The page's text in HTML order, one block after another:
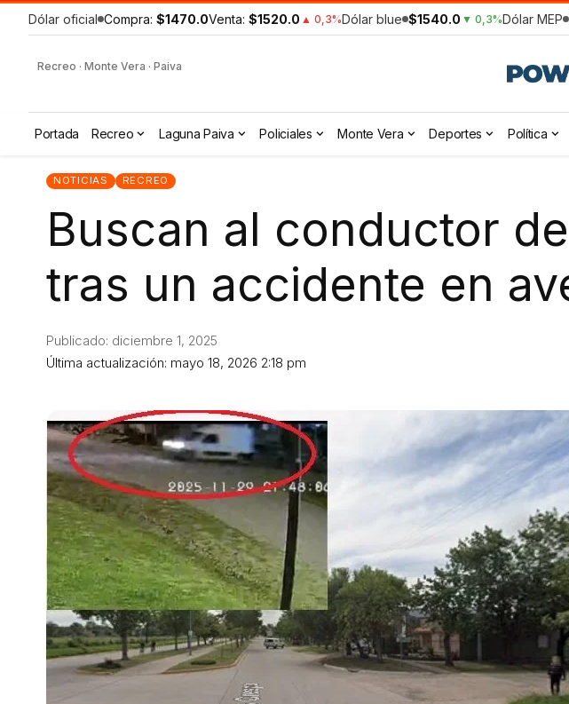
Dólar oficial Compra: $1470.0Venta: $1520.0 ▲ 0,3%Dólar blue $1540.0 ▼ 0,3%Dólar MEP
Recreo · Monte Vera · Paiva
Portada Recreo Laguna Paiva Policiales Monte Vera Deportes Política
NOTICIAS RECREO
Buscan al conductor
tras un accidente en
Última actualización: mayo 18, 2026 2:18 pm
Publicado: diciembre 1, 2025